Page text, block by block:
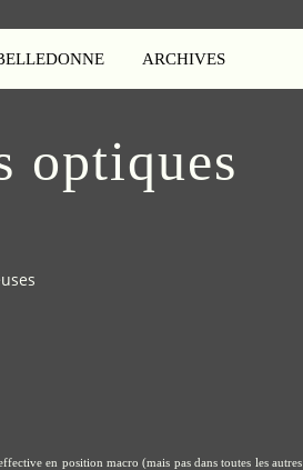
ARCHIVES
optiques
en position macro (mais pas dans toutes les autres